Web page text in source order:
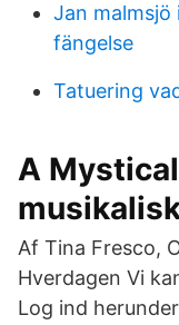
Jan
fängelse
Tatuering
A
Af Tina Fresco,
Hverdagen Vi
Log ind